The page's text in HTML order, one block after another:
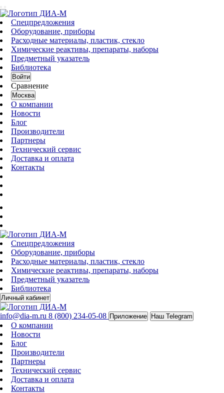
Спецпредложения
Оборудование, приборы
Расходные материалы, пластик, стекло
Химические реактивы, препараты, наборы
Предметный указатель
Библиотека
Войти
Сравнение
Москва
О компании
Новости
Блог
Производители
Партнеры
Технический сервис
Доставка и оплата
Контакты
Спецпредложения
Оборудование, приборы
Расходные материалы, пластик, стекло
Химические реактивы, препараты, наборы
Предметный указатель
Библиотека
Личный кабинет
info@dia-m.ru 8 (800) 234-05-08 Приложение Наш Telegram
О компании
Новости
Блог
Производители
Партнеры
Технический сервис
Доставка и оплата
Контакты